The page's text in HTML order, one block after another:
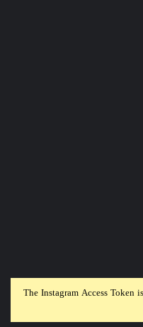
The Instagram Access Token